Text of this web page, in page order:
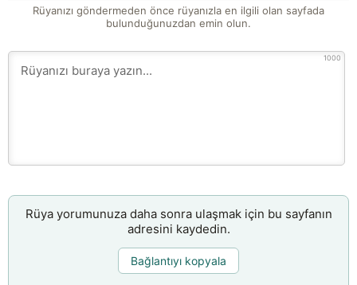
Rüyanızı göndermeden önce rüyanızla en ilgili olan sayfada
bulunduğunuzdan emin olun.
1000
Rüya yorumunuza daha sonra ulaşmak için bu sayfanın
adresini kaydedin.
Bağlantıyı kopyala